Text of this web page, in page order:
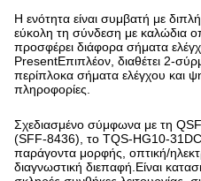
Η ενότητα είναι συμβατή με
εύκολη τη σύνδεση με καλώδια
προσφέρει διάφορα σήματα
PresentΕπιπλέον, διαθέτει 2-
περίπλοκα σήματα ελέγχου και
πληροφορίες.
Σχεδιασμένο σύμφωνα με τη
(SFF-8436), το TQS-HG10-
παράγοντα μορφής, οπτική/
διαγνωστική διεπαφή.Είναι